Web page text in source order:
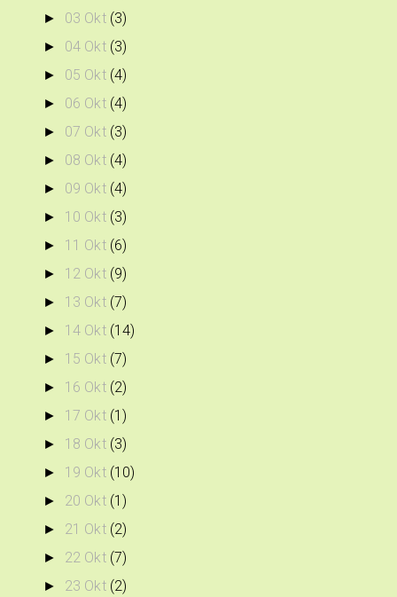
► 03 Okt (3)
► 04 Okt (3)
► 05 Okt (4)
► 06 Okt (4)
► 07 Okt (3)
► 08 Okt (4)
► 09 Okt (4)
► 10 Okt (3)
► 11 Okt (6)
► 12 Okt (9)
► 13 Okt (7)
► 14 Okt (14)
► 15 Okt (7)
► 16 Okt (2)
► 17 Okt (1)
► 18 Okt (3)
► 19 Okt (10)
► 20 Okt (1)
► 21 Okt (2)
► 22 Okt (7)
► 23 Okt (2)